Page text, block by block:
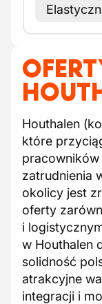
Houthalen
które
zatrudnienia
okolicy jest
oferty
i
w Houthalen
solidność
atrakcyjne
integracji i